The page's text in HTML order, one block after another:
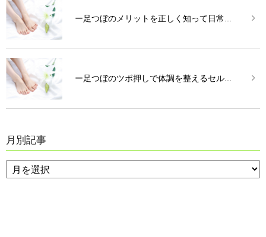
ー足つぼのメリットを正しく知って日常...
ー足つぼのツボ押しで体調を整えるセル...
月別記事